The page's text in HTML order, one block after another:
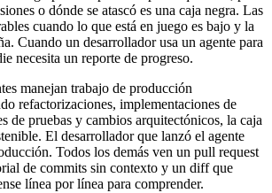
o dónde se atascó es una caja negra. Las
cuando lo que está en juego es bajo y la
Cuando un desarrollador usa un agente para
necesita un reporte de progreso.
manejan trabajo de producción
refactorizaciones, implementaciones de
de pruebas y cambios arquitectónicos, la caja
El desarrollador que lanzó el agente
Todos los demás ven un pull request
de commits sin contexto y un diff que
línea por línea para comprender.